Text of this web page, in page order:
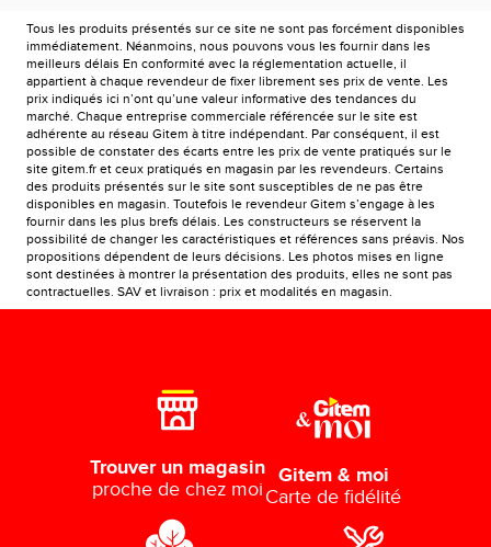
Tous les produits présentés sur ce site ne sont pas forcément disponibles
immédiatement. Néanmoins, nous pouvons vous les fournir dans les
meilleurs délais En conformité avec la réglementation actuelle, il
appartient à chaque revendeur de fixer librement ses prix de vente. Les
prix indiqués ici n’ont qu’une valeur informative des tendances du
marché. Chaque entreprise commerciale référencée sur le site est
adhérente au réseau Gitem à titre indépendant. Par conséquent, il est
possible de constater des écarts entre les prix de vente pratiqués sur le
site gitem.fr et ceux pratiqués en magasin par les revendeurs. Certains
des produits présentés sur le site sont susceptibles de ne pas être
disponibles en magasin. Toutefois le revendeur Gitem s’engage à les
fournir dans les plus brefs délais. Les constructeurs se réservent la
possibilité de changer les caractéristiques et références sans préavis. Nos
propositions dépendent de leurs décisions. Les photos mises en ligne
sont destinées à montrer la présentation des produits, elles ne sont pas
contractuelles. SAV et livraison : prix et modalités en magasin.
Trouver un magasin
proche de chez moi
Gitem & moi
Carte de fidélité